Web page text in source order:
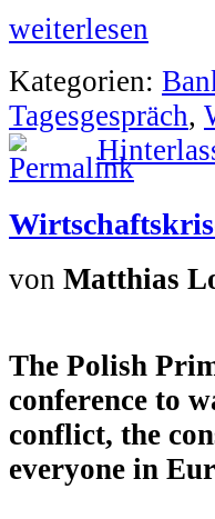
weiterlesen
Kategorien:
Tagesgespräch,
von Matthias
The Polish
conference to
conflict, the
everyone in